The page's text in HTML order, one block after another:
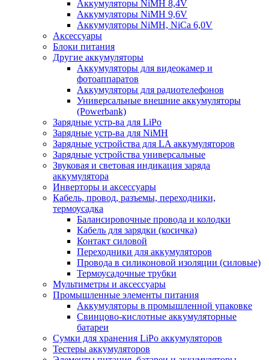
Аккумуляторы NiMH 8,4V
Аккумуляторы NiMH 9,6V
Аккумуляторы NiMH, NiCa 6,0V
Аксессуары
Блоки питания
Другие аккумуляторы
Аккумуляторы для видеокамер и
фотоаппаратов
Аккумуляторы для радиотелефонов
Универсальные внешние аккумуляторы
(Powerbank)
Зарядные устр-ва для LiPo
Зарядные устр-ва для NiMH
Зарядные устройства для LA аккумуляторов
Зарядные устройства универсальные
Звуковая и световая индикация заряда
аккумулятора
Инверторы и аксессуары
Кабель, провод, разъемы, переходники,
термоусадка
Балансировочные провода и колодки
Кабель для зарядки (косичка)
Контакт силовой
Переходники для аккумуляторов
Провода в силиконовой изоляции (силовые)
Термоусадочные трубки
Мультиметры и аксессуары
Промышленные элементы питания
Аккумуляторы в промышленной упаковке
Свинцово-кислотные аккумуляторные
батареи
Сумки для хранения LiPo аккумуляторов
Тестеры аккумуляторов